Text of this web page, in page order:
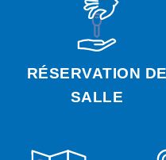
RÉSERVATION DE
SALLE